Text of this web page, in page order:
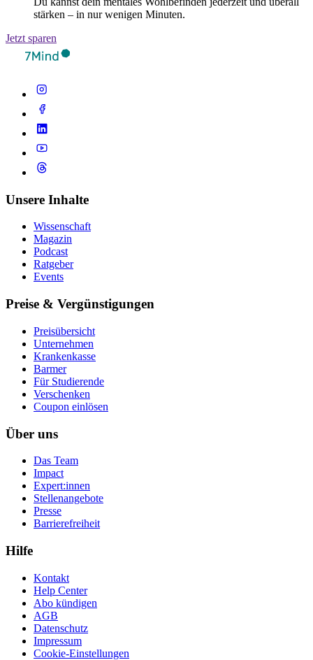
stärken – in nur wenigen Minuten.
Jetzt sparen
Unsere Inhalte
Wissenschaft
Magazin
Podcast
Ratgeber
Events
Preise & Vergünstigungen
Preisübersicht
Unternehmen
Krankenkasse
Barmer
Für Studierende
Ver­schen­ken
Coupon einlösen
Über uns
Das Team
Impact
Expert:innen
Stellenangebote
Presse
Barrierefreiheit
Hilfe
Kontakt
Help Center
Abo kündigen
AGB
Datenschutz
Impressum
Cookie-Einstellungen